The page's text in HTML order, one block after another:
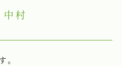
村
。